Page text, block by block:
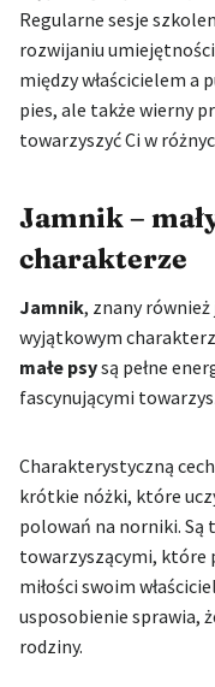
Regularne sesje
rozwijaniu
między właścicielem
pies, ale także wierny
towarzyszyć Ci w
Jamnik –
charakterze
Jamnik, znany również
wyjątkowym
małe psysą pełne
fascynującymi
Charakterystyczną
krótkie nóżki, które
polowań na norniki. Są
towarzyszącymi, które
miłości swoim
usposobienie sprawia,
rodziny.